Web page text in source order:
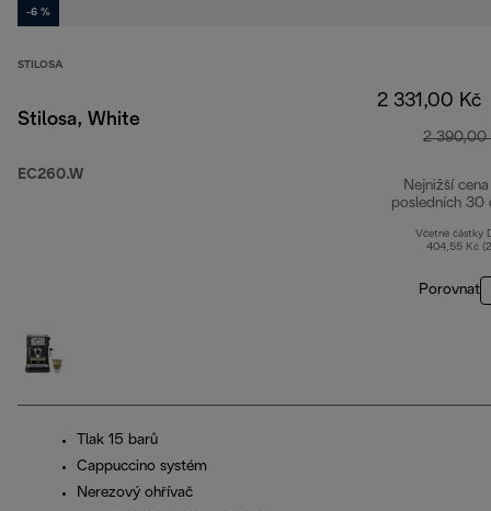
-6 %
STILOSA
Stilosa, White
EC260.W
2 331,00 Kč
2 390,00
Nejnižší
posledních 30
Včetně částky
404,55 Kč
Porovnat
Tlak 15 barů
Cappuccino systém
Nerezový ohřívač